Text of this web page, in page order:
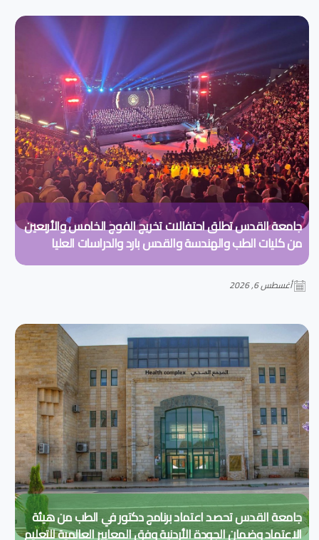
جامعة القدس تطلق احتفالات تخريج الفوج الخامس والأربعين
من كليات الطب والهندسة والقدس بارد والدراسات العليا
أغسطس 6, 2026
جامعة القدس تحصد اعتماد برنامج دكتور في الطب من هيئة
الاعتماد وضمان الجودة الأردنية وفق المعايير العالمية للتعليم